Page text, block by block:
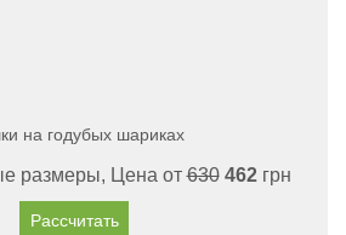
на годубых шариках
размеры, Цена от630 462грн
Рассчитать